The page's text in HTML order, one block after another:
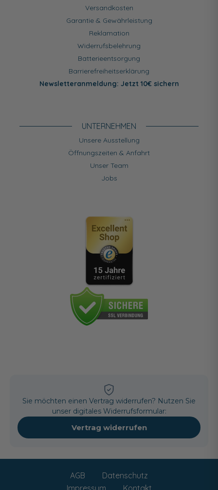
Versandkosten
Garantie & Gewährleistung
Reklamation
Widerrufsbelehrung
Batterieentsorgung
Barrierefreiheitserklärung
Newsletteranmeldung: Jetzt 10€ sichern
UNTERNEHMEN
Unsere Ausstellung
Öffnungszeiten & Anfahrt
Unser Team
Jobs
Sie möchten einen Vertrag widerrufen? Nutzen Sie
unser digitales Widerrufsformular:
Vertrag widerrufen
AGB
Datenschutz
Impressum
Kontakt